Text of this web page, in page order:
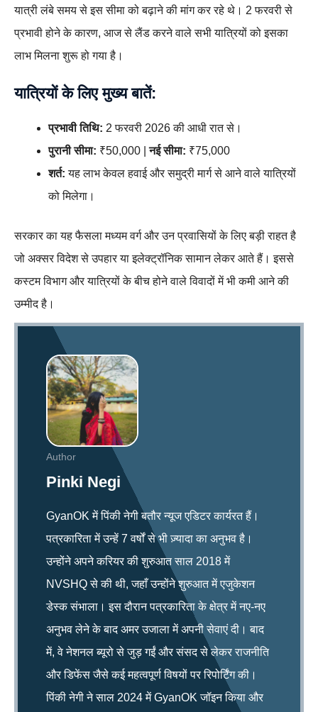
यात्री लंबे समय से इस सीमा को बढ़ाने की मांग कर रहे थे। 2 फरवरी से
प्रभावी होने के कारण, आज से लैंड करने वाले सभी यात्रियों को इसका
लाभ मिलना शुरू हो गया है।
यात्रियों के लिए मुख्य बातें:
प्रभावी तिथि: 2 फरवरी 2026 की आधी रात से।
पुरानी सीमा: ₹50,000 |नई सीमा: ₹75,000
शर्त: यह लाभ केवल हवाई और समुद्री मार्ग से आने वाले यात्रियों
को मिलेगा।
सरकार का यह फैसला मध्यम वर्ग और उन प्रवासियों के लिए बड़ी राहत है
जो अक्सर विदेश से उपहार या इलेक्ट्रॉनिक सामान लेकर आते हैं। इससे
कस्टम विभाग और यात्रियों के बीच होने वाले विवादों में भी कमी आने की
उम्मीद है।
Author
Pinki Negi
GyanOK में पिंकी नेगी बतौर न्यूज एडिटर कार्यरत हैं।
पत्रकारिता में उन्हें 7 वर्षों से भी ज़्यादा का अनुभव है।
उन्होंने अपने करियर की शुरुआत साल 2018 में
NVSHQ से की थी, जहाँ उन्होंने शुरुआत में एजुकेशन
डेस्क संभाला। इस दौरान पत्रकारिता के क्षेत्र में नए-नए
अनुभव लेने के बाद अमर उजाला में अपनी सेवाएं दी। बाद
में, वे नेशनल ब्यूरो से जुड़ गईं और संसद से लेकर राजनीति
और डिफेंस जैसे कई महत्वपूर्ण विषयों पर रिपोर्टिंग की।
पिंकी नेगी ने साल 2024 में GyanOK जॉइन किया और